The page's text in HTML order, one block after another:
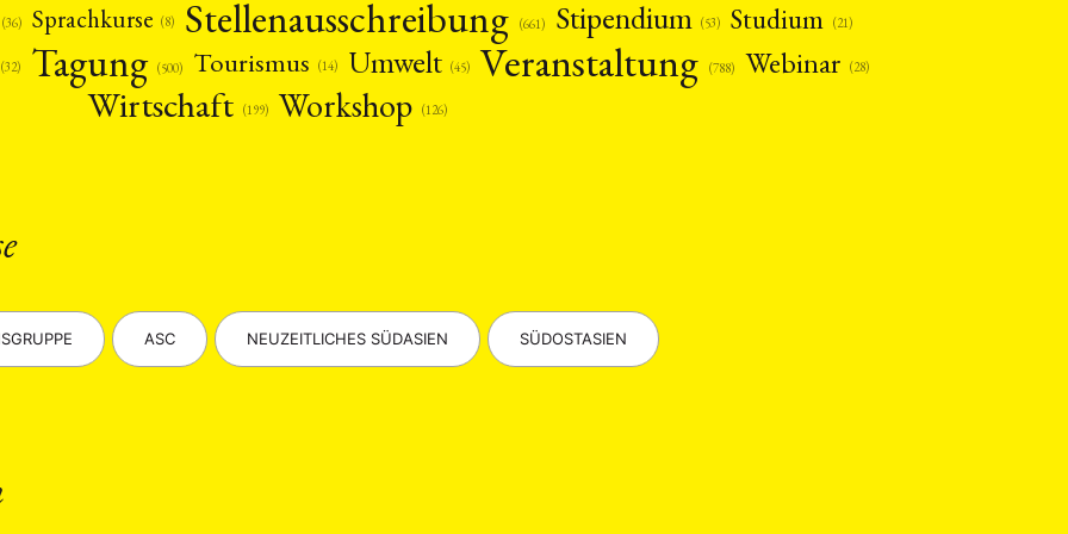
Mitgliedern (4) Art ASIEN (Zeitschrift) (25) Auszeichnung (12) Bericht
(36) Sprachkurse (8) Stellenausschreibung (661) Stipendium (53) Studium (21)
(32) Tagung (500) Tourismus (14) Umwelt (45) Veranstaltung (788) Webinar (28)
Wirtschaft (199) Workshop (126)
ASC NEUZEITLICHES SÜDASIEN SÜDOSTASIEN